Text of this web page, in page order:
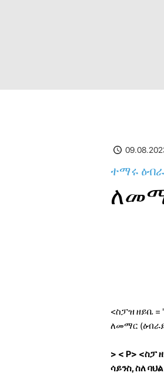
ተማሩ
<ስፓዝ ዘይቤ =
ለመማር
> < P> <ስፓ
ሳይንስ, ስለ